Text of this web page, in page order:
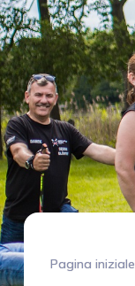
Pagina iniziale